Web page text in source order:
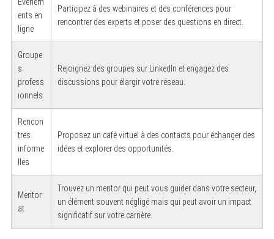
ents en
ligne
Participez à des webinaires et des conférences pour
rencontrer des experts et poser des questions en direct.
Groupe
s
profess
ionnels
Rejoignez des groupes sur LinkedIn et engagez des
discussions pour élargir votre réseau.
Rencon
tres
informe
lles
Proposez un café virtuel à des contacts pour échanger des
idées et explorer des opportunités.
Mentor
at
Trouvez un mentor qui peut vous guider dans votre secteur,
un élément souvent négligé mais qui peut avoir un impact
significatif sur votre carrière.
a